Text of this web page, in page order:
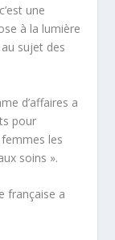
une
à la lumière
sujet des
d’affaires a
pour
les
soins ».
française a